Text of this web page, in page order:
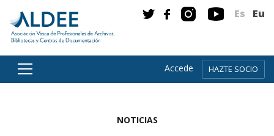
Es Eu
Accede HAZTE SOCIO
NOTICIAS